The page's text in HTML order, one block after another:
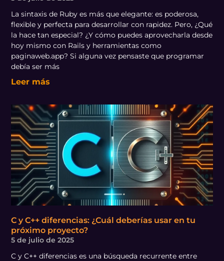
La sintaxis de Ruby es más que elegante: es poderosa,
flexible y perfecta para desarrollar con rapidez. Pero, ¿Qué
la hace tan especial? ¿Y cómo puedes aprovecharla desde
hoy mismo con Rails y herramientas como
paginaweb.app? Si alguna vez pensaste que programar
debía ser más
Leer más
C y C++ diferencias: ¿Cuál deberías usar en tu
próximo proyecto?
5 de julio de 2025
C y C++ diferencias es una búsqueda recurrente entre